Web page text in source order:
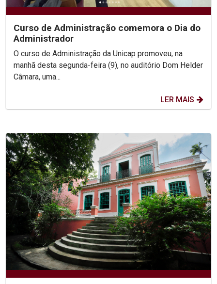
Curso de Administração comemora o Dia do
Administrador
O curso de Administração da Unicap promoveu, na
manhã desta segunda-feira (9), no auditório Dom Helder
Câmara, uma...
LER MAIS